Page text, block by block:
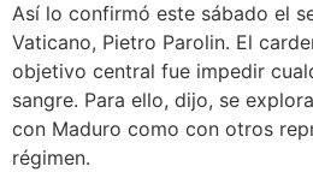
Así lo confirmó este sábado el
Vaticano, Pietro Parolin. El
objetivo central fue impedir
sangre. Para ello, dijo, se
con Maduro como con otros
régimen.